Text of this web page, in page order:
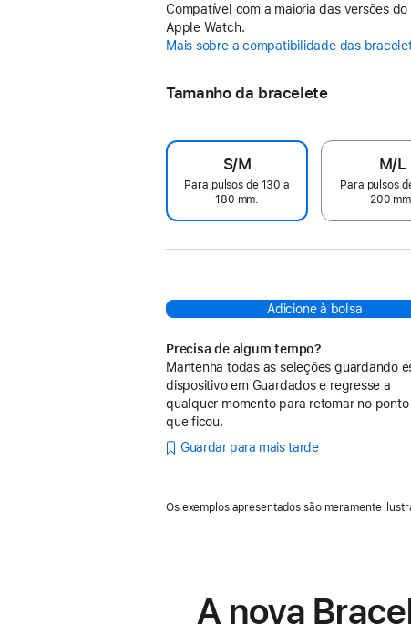
Compatível com a maioria das versões do
Apple Watch.
Mais sobre a compatibilidade das
Tamanho da bracelete
S/M
Para pulsos de 130 a
180 mm.
M/L
Para pulsos
200 mm.
Adicione à bolsa
Precisa de algum tempo?
Mantenha todas as seleções guardando
dispositivo em Guardados e regresse a
qualquer momento para retomar no ponto
que ficou.
Guardar para mais tarde
Os exemplos apresentados são meramente
A nova